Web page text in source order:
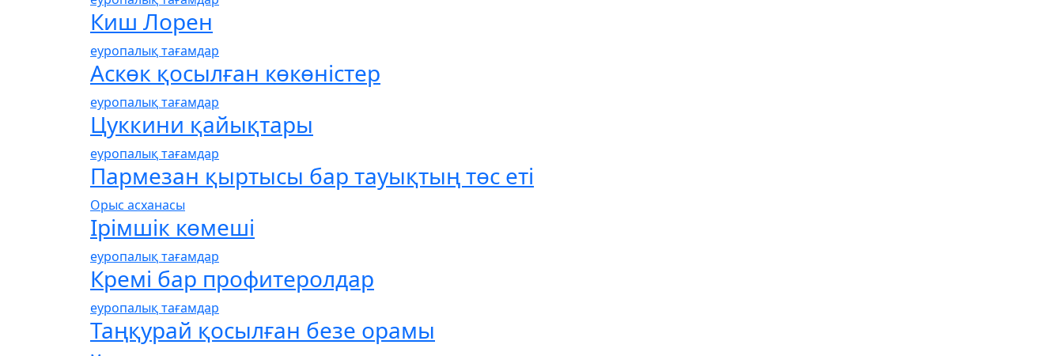
Киш Лорен
еуропалық тағамдар
Аскөк қосылған көкөністер
еуропалық тағамдар
Цуккини қайықтары
еуропалық тағамдар
Пармезан қыртысы бар тауықтың төс еті
Орыс асханасы
Ірімшік көмеші
еуропалық тағамдар
Кремі бар профитеролдар
еуропалық тағамдар
Таңқурай қосылған безе орамы